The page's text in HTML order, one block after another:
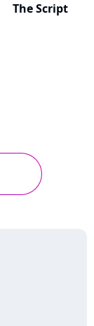
The Script